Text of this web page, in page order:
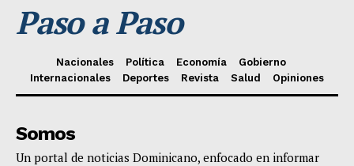
Paso a Paso
Nacionales Política Economía
Gobierno
Internacionales
Deportes Revista Salud Opiniones
Somos
Un portal de noticias Dominicano, enfocado en informar